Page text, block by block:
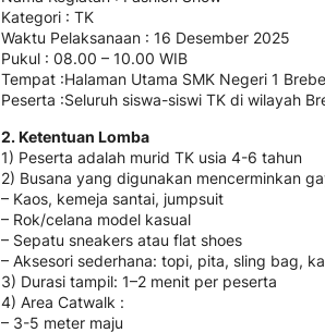
Kategori : TK
Waktu Pelaksanaan : 16 Desember 2025
Pukul : 08.00 – 10.00 WIB
Tempat :Halaman Utama SMK Negeri 1
Peserta :Seluruh siswa-siswi TK di wilayah
2. Ketentuan Lomba
1) Peserta adalah murid TK usia 4-6 tahun
2) Busana yang digunakan mencerminkan
– Kaos, kemeja santai, jumpsuit
– Rok/celana model kasual
– Sepatu sneakers atau flat shoes
– Aksesori sederhana: topi, pita, sling bag,
3) Durasi tampil: 1–2 menit per peserta
4) Area Catwalk :
– 3-5 meter maju